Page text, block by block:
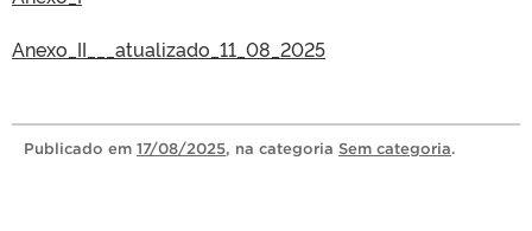
Anexo_II___atualizado_11_08_2025
Publicado em 17/08/2025, na categoria Sem categoria.